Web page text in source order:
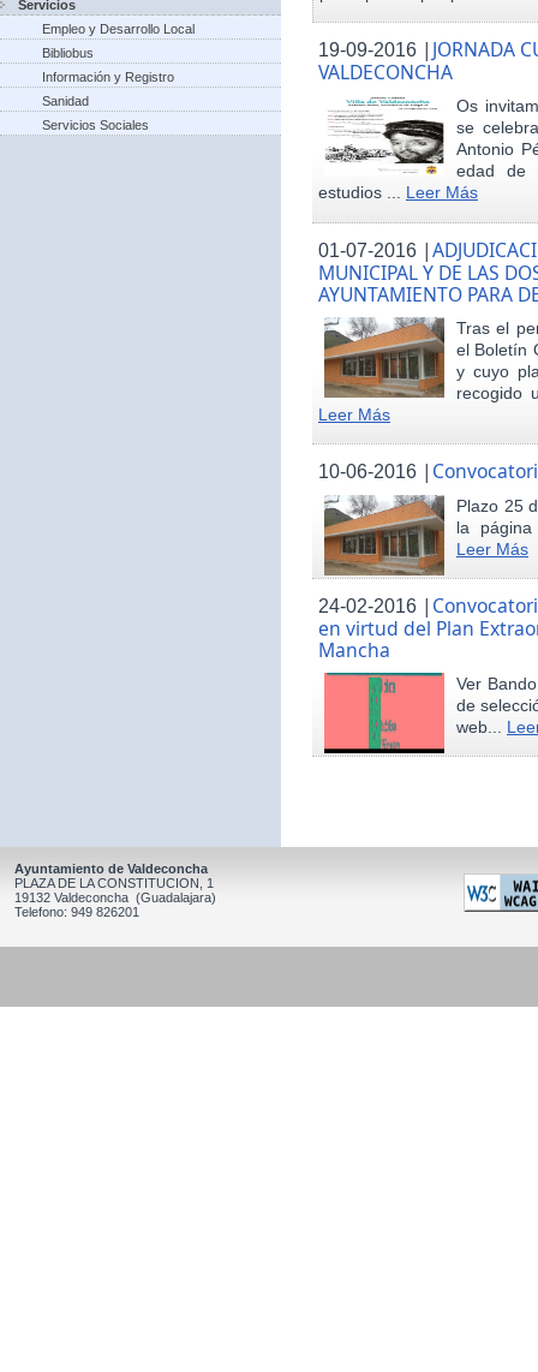
Servicios
Empleo y Desarrollo Local
Bibliobus
Información y Registro
Sanidad
Servicios Sociales
19-09-2016 | JORNADA
VALDECONCHA
Os
se
Antonio
edad de
estudios ... Leer Más
01-07-2016 |
MUNICIPAL Y DE LAS
AYUNTAMIENTO PARA
Tras el
el Boletín
y cuyo
recogido
Leer Más
10-06-2016 |
Plazo 25
la
Leer Más
24-02-2016 |
en virtud del Plan
Mancha
Ver
de
web...
Ayuntamiento de Valdeconcha
PLAZA DE LA CONSTITUCION, 1
19132 Valdeconcha (Guadalajara)
Telefono: 949 826201